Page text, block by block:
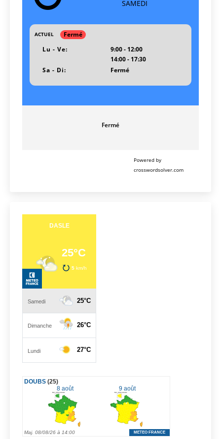
SAMEDI
ACTUEL
Fermé
Lu - Ve:
9:00 - 12:00
14:00 - 17:30
Sa - Di:
Fermé
Fermé
Powered by
crosswordsolver.com